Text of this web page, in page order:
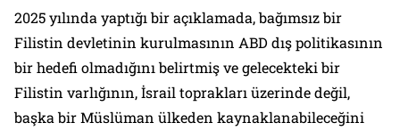
2025 yılında yaptığı bir açıklamada, bağımsız bir
Filistin devletinin kurulmasının ABD dış politikasının
bir hedefi olmadığını belirtmiş ve gelecekteki bir
Filistin varlığının, İsrail toprakları üzerinde değil,
başka bir Müslüman ülkeden kaynaklanabileceğini